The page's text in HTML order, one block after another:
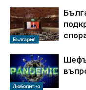
България
Любопитно